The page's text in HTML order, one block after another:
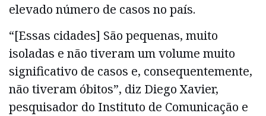
elevado número de casos no país.
“[Essas cidades] São pequenas, muito
isoladas e não tiveram um volume muito
significativo de casos e, consequentemente,
não tiveram óbitos”, diz Diego Xavier,
pesquisador do Instituto de Comunicação e